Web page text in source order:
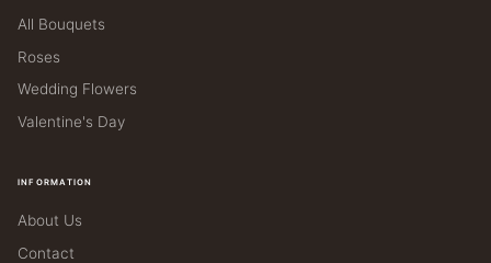
All Bouquets
Roses
Wedding Flowers
Valentine's Day
INFORMATION
About Us
Contact